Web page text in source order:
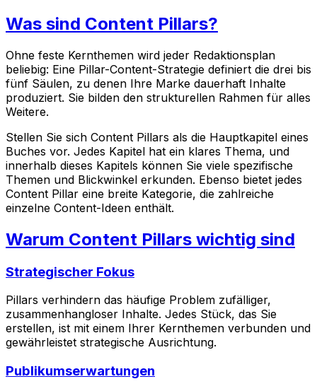
Was sind Content Pillars?
Ohne feste Kernthemen wird jeder Redaktionsplan
beliebig: Eine Pillar-Content-Strategie definiert die drei bis
fünf Säulen, zu denen Ihre Marke dauerhaft Inhalte
produziert. Sie bilden den strukturellen Rahmen für alles
Weitere.
Stellen Sie sich Content Pillars als die Hauptkapitel eines
Buches vor. Jedes Kapitel hat ein klares Thema, und
innerhalb dieses Kapitels können Sie viele spezifische
Themen und Blickwinkel erkunden. Ebenso bietet jedes
Content Pillar eine breite Kategorie, die zahlreiche
einzelne Content-Ideen enthält.
Warum Content Pillars wichtig sind
Strategischer Fokus
Pillars verhindern das häufige Problem zufälliger,
zusammenhangloser Inhalte. Jedes Stück, das Sie
erstellen, ist mit einem Ihrer Kernthemen verbunden und
gewährleistet strategische Ausrichtung.
Publikumserwartungen